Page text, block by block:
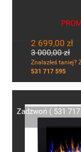
2 699,00 zł
3 000,00 zł
Znalazłeś taniej?
531 717 595
Zadzwoń ( 531